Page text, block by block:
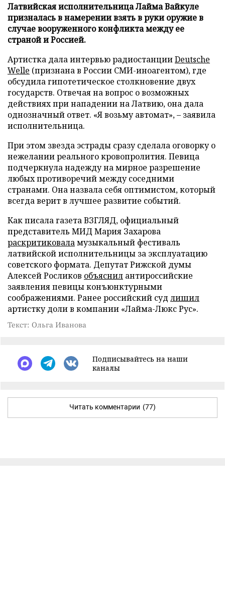
Латвийская исполнительница Лайма Вайкуле
призналась в намерении взять в руки оружие в
случае вооруженного конфликта между ее
страной и Россией.
Артистка дала интервью радиостанцииDeutsche
Welle (признана в России СМИ-иноагентом), где
обсудила гипотетическое столкновение двух
государств. Отвечая на вопрос о возможных
действиях при нападении на Латвию, она дала
однозначный ответ. «Я возьму автомат», – заявила
исполнительница.
При этом звезда эстрады сразу сделала оговорку о
нежелании реального кровопролития. Певица
подчеркнула надежду на мирное разрешение
любых противоречий между соседними
странами. Она назвала себя оптимистом, который
всегда верит в лучшее развитие событий.
Как писала газета ВЗГЛЯД, официальный
представитель МИД Мария Захарова
раскритиковаламузыкальный фестиваль
латвийской исполнительницы за эксплуатацию
советского формата. Депутат Рижской думы
Алексей Росликов объяснил антироссийские
заявления певицы конъюнктурными
соображениями. Ранее российский суд лишил
артистку доли в компании «Лайма-Люкс Рус».
Текст: Ольга Иванова
Подписывайтесь на наши
каналы
Читать комментарии (77)